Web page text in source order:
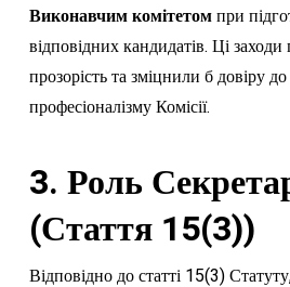
Виконавчим комітетомпри
відповідних кандидатів. Ці
прозорість та зміцнили б довіру
професіоналізму Комісії.
3. Роль
(Стаття 15(3))
Відповідно до статті 15(3)